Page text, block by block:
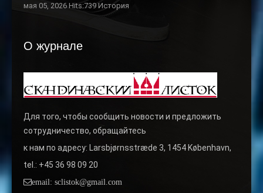
мая 05, 2026 Hits:739 История
О журнале
Для того, чтобы сообщить новости и предложить
сотрудничество, обращайтесь
к нам по адресу: Larsbjørnsstræde 3, 1454 København,
tel.: +45 36 98 09 20
email: sclistok@gmail.com